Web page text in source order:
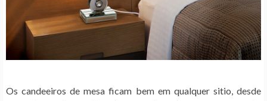
Os candeeiros de mesa ficam bem em qualquer sitio, desde